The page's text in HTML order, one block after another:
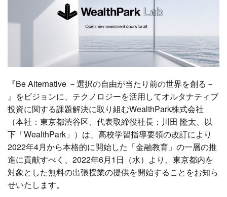
『Be Alternative －選択の自由が当たり前の世界を創る－
』をビジョンに、テクノロジーを活用してオルタナティブ
投資に関する課題解決に取り組むWealthPark株式会社
（本社：東京都渋谷区、代表取締役社長：川田 隆太、以
下「WealthPark」）は、高校学習指導要領の改訂により
2022年4月から本格的に開始した「金融教育」の一層の推
進に貢献すべく、2022年6月1日（水）より、東京都内を
対象とした無料の出張授業の提供を開始することをお知ら
せいたします。